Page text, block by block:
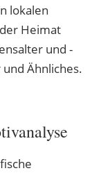
lokalen
Heimat
und -
Ähnliches.